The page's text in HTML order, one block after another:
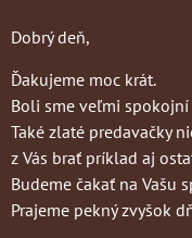
Dobrý deň,
Ďakujeme moc krát.
Boli sme veľmi
Také zlaté predavačky
z Vás brať príklad aj
Budeme čakať na Vašu
Prajeme pekný zvyšok